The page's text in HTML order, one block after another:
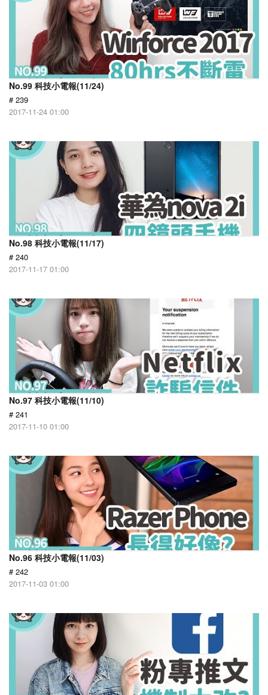
No.99 科技小電報(11/24)
# 239
2017-11-24 01:00
No.98 科技小電報(11/17)
# 240
2017-11-17 01:00
No.97 科技小電報(11/10)
# 241
2017-11-10 01:00
No.96 科技小電報(11/03)
# 242
2017-11-03 01:00